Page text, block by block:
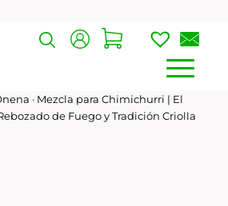
· Mezcla para Chimichurri | El
de Fuego y Tradición Criolla